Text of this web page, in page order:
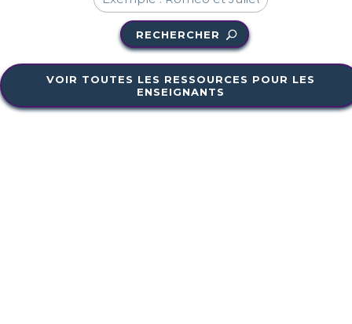
RECHERCHER
VOIR TOUTES LES RESSOURCES POUR LES
ENSEIGNANTS